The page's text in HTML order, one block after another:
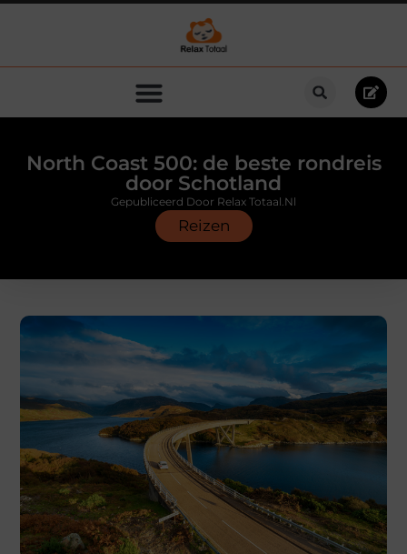
North Coast 500: de beste rondreis
door Schotland
Reizen
Gepubliceerd Door Relax Totaal.nl